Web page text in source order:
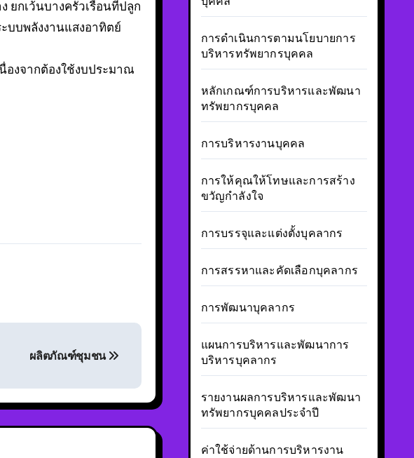
ยกเว้นบางครัวเรือนที่ปลูก
บบพลังงานแสงอาทิตย์
องจากต้องใช้งบประมาณ
ผลิตภัณฑ์ชุมชน
การดำเนินการตามนโยบายการ
บริหารทรัพยากรบุคคล
หลักเกณฑ์การบริหารและพัฒนา
ทรัพยากรบุคคล
การบริหารงานบุคคล
การให้คุณให้โทษและการสร้าง
ขวัญกำลังใจ
การบรรจุและแต่งตั้งบุคลากร
การสรรหาและคัดเลือกบุคลากร
การพัฒนาบุคลากร
แผนการบริหารและพัฒนาการ
บริหารบุคลากร
รายงานผลการบริหารและพัฒนา
ทรัพยากรบุคคลประจำปี
ค่าใช้จ่ายด้านการบริหารงาน